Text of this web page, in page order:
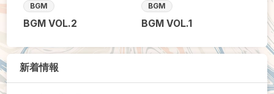
BGM
BGM VOL.2
BGM
BGM VOL.1
新着情報